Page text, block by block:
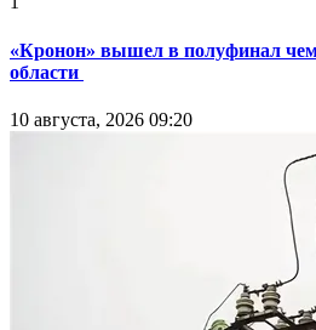
«Кронон» вышел в полуфинал
области
10 августа, 2026 09:20